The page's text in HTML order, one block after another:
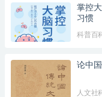
掌控
习惯
科普百
论中
人文社